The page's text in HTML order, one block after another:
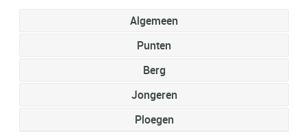
Algemeen
Punten
Berg
Jongeren
Ploegen